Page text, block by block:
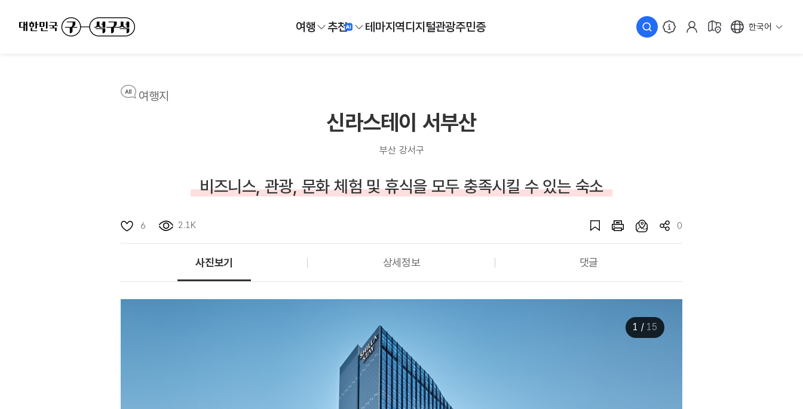
여행 추천 테마지역디지털관광주민증 한국어
여행지
신라스테이 서부산
부산 강서구
비즈니스, 관광, 문화 체험 및 휴식을 모두 충족시킬 수 있는 숙소
6 2.1K 0
사진보기 상세정보 댓글
1 / 15